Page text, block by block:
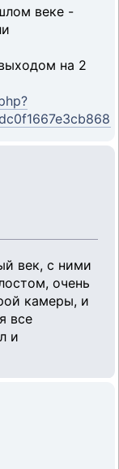
веке -
на 2
век, с ними
очень
камеры, и
все
и